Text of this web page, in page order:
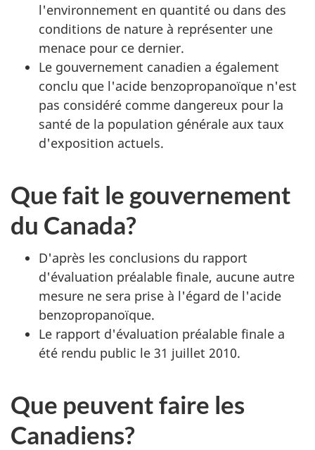
l'environnement en quantité ou dans des
conditions de nature à représenter une
menace pour ce dernier.
Le gouvernement canadien a également
conclu que l'acide benzopropanoïque n'est
pas considéré comme dangereux pour la
santé de la population générale aux taux
d'exposition actuels.
Que fait le gouvernement
du Canada?
D'après les conclusions du rapport
d'évaluation préalable finale, aucune autre
mesure ne sera prise à l'égard de l'acide
benzopropanoïque.
Le rapport d'évaluation préalable finale a
été rendu public le 31 juillet 2010.
Que peuvent faire les
Canadiens?